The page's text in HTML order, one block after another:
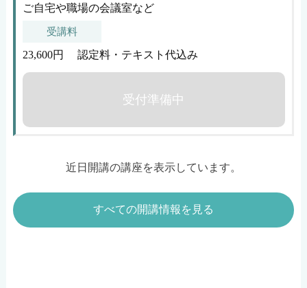
ご自宅や職場の会議室など
受講料
23,600円 認定料・テキスト代込み
受付準備中
近日開講の講座を表示しています。
すべての開講情報を見る